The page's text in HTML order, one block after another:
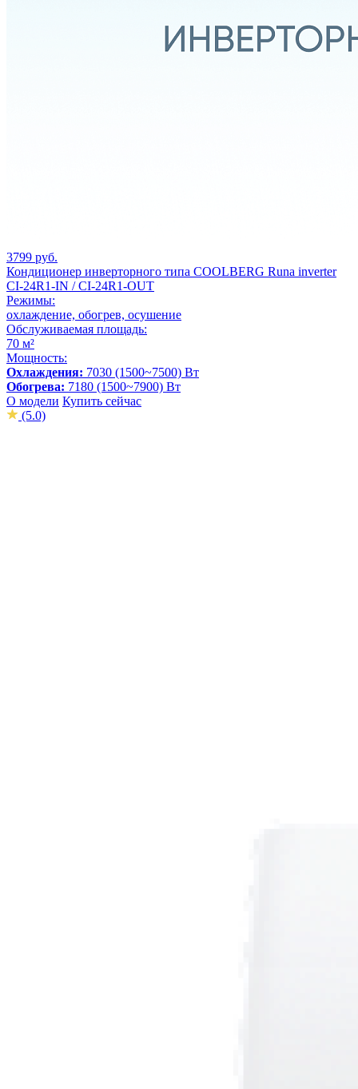
3799 руб.
Кондиционер инверторного типа СOOLBERG Runa inverter
CI-24R1-IN / CI-24R1-OUT
Режимы:
охлаждение, обогрев, осушение
Обслуживаемая площадь:
70 м²
Мощность:
Охлаждения: 7030 (1500~7500) Вт
Обогрева: 7180 (1500~7900) Вт
О модели Купить сейчас
(5.0)